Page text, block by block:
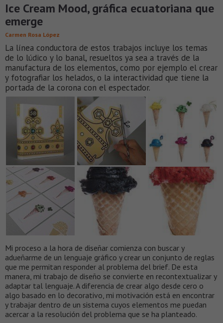
Ice Cream Mood, gráfica ecuatoriana que
emerge
Carmen Rosa López
La línea conductora de estos trabajos incluye los temas
de lo lúdico y lo banal, resueltos ya sea a través de la
manufactura de los elementos, como por ejemplo el crear
y fotografiar los helados, o la interactividad que tiene la
portada de la corona con el espectador.
Mi proceso a la hora de diseñar comienza con buscar y
adueñarme de un lenguaje gráfico y crear un conjunto de reglas
que me permitan responder al problema del brief. De esta
manera, mi trabajo de diseño se convierte en recontextualizar y
adaptar tal lenguaje. A diferencia de crear algo desde cero o
algo basado en lo decorativo, mi motivación está en encontrar
y trabajar dentro de un sistema cuyos elementos me puedan
acercar a la resolución del problema que se ha planteado.